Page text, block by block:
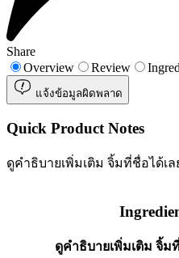
Share
Overview
Review
แจ้งข้อมูลผิดพลาด
Quick Product Notes
ดูคำธิบายเพิ่มเติม จิ้มที่ชื่อได้เล
ดูคำธิบายเพิ่มเติม จิ้ม